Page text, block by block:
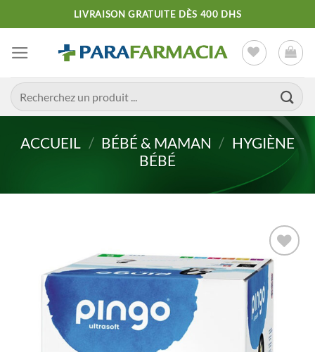
au
contenu
LIVRAISON GRATUITE DÈS 400 DHS
Recherche
pour :
ACCUEIL / BÉBÉ & MAMAN / HYGIÈNE
BÉBÉ
Ajouter
à la liste
d’envies